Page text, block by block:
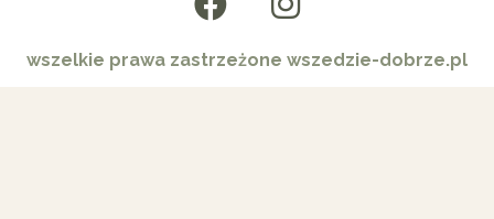
wszelkie prawa zastrzeżone wszedzie-dobrze.pl